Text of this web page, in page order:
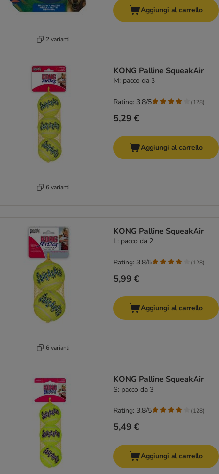
2 varianti
Aggiungi al carrello
6 varianti
KONG Palline SqueakAir
M: pacco da 3
5,29 €
Rating: 3.8/5 (128)
Aggiungi al carrello
6 varianti
KONG Palline SqueakAir
L: pacco da 2
5,99 €
Rating: 3.8/5 (128)
Aggiungi al carrello
KONG Palline SqueakAir
S: pacco da 3
5,49 €
Rating: 3.8/5 (128)
Aggiungi al carrello